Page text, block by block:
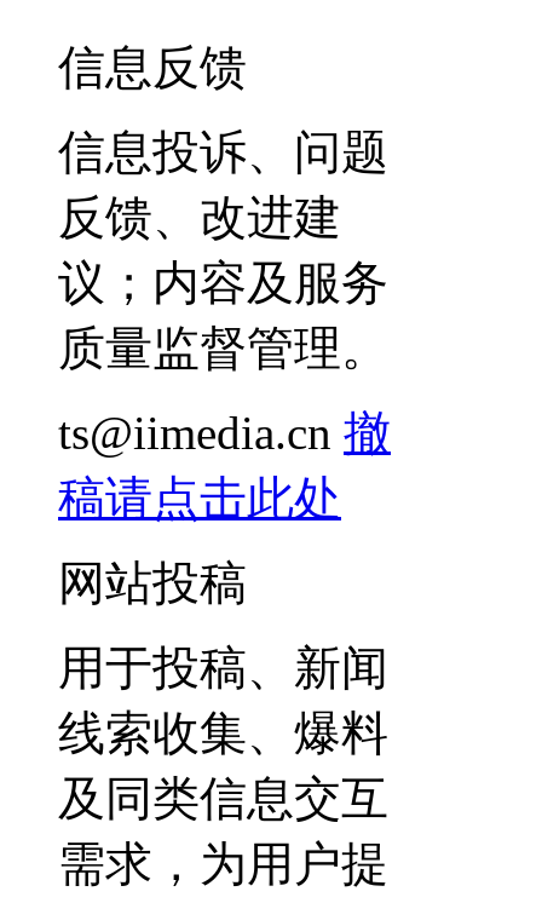
信息反馈
信息投诉、问题
反馈、改进建
议；内容及服务
质量监督管理。
ts@iimedia.cn 撤
稿请点击此处
网站投稿
用于投稿、新闻
线索收集、爆料
及同类信息交互
需求，为用户提